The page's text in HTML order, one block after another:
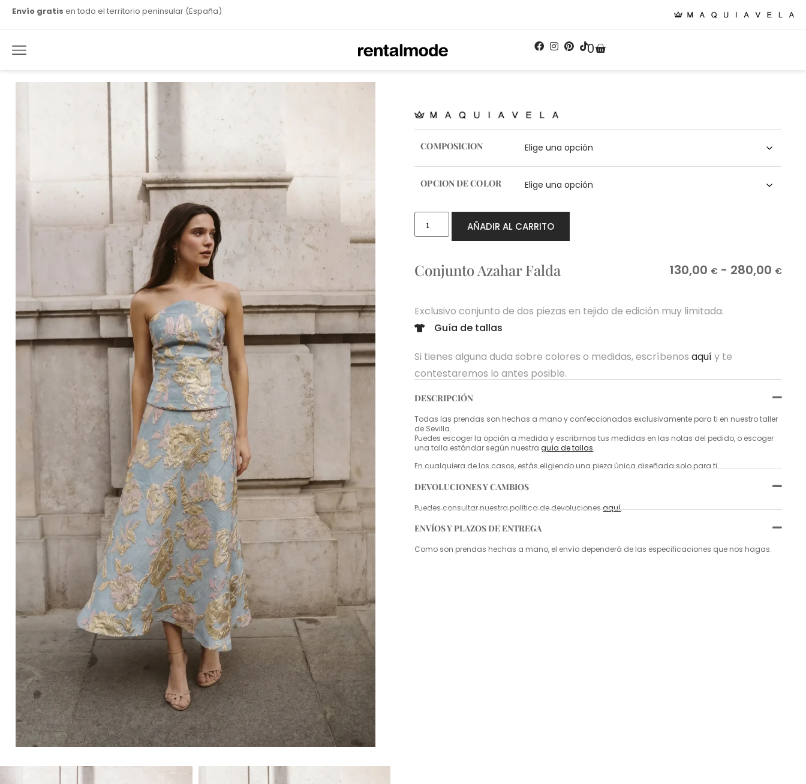
Envío gratis en todo el territorio peninsular (España)
0
COMPOSICION
OPCION DE COLOR
AÑADIR AL CARRITO
Conjunto Azahar Falda 130,00 € - 280,00 €
Exclusivo conjunto de dos piezas en tejido de edición muy limitada.
Guía de tallas
Si tienes alguna duda sobre colores o medidas, escríbenosaquíy te
contestaremos lo antes posible.
DESCRIPCIÓN
Todas las prendas son hechas a mano y confeccionadas exclusivamente para ti en nuestro taller
de Sevilla.
Puedes escoger la opción a medida y escribirnos tus medidas en las notas del pedido, o escoger
una talla estándar según nuestraguía de tallas.
En cualquiera de los casos, estás eligiendo una pieza única diseñada solo para ti.
DEVOLUCIONES Y CAMBIOS
Puedes consultar nuestra política de devolucionesaquí.
ENVÍOS Y PLAZOS DE ENTREGA
Como son prendas hechas a mano, el envío dependerá de las especificaciones que nos hagas.